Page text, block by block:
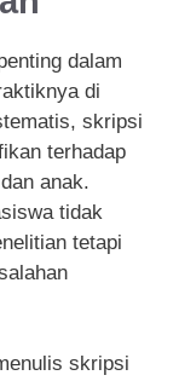
dalam
di
skripsi
terhadap
anak.
tidak
tetapi
skripsi